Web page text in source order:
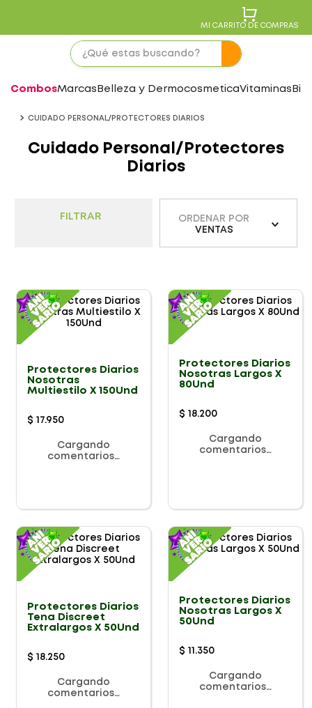
MI CARRITO DE COMPRAS
CombosMarcas Belleza y DermocosmeticaVitaminas
CUIDADO PERSONAL/PROTECTORES DIARIOS
Cuidado Personal/Protectores
Diarios
FILTRAR
ORDENAR POR
VENTAS
Protectores Diarios
Nosotras
Multiestilo X 150Und
$ 17.950
Cargando
comentarios…
Protectores Diarios
Nosotras Largos X
80Und
$ 18.200
Cargando
comentarios…
Protectores Diarios
Tena Discreet
Extralargos X 50Und
$ 18.250
Cargando
comentarios…
Protectores Diarios
Nosotras Largos X
50Und
$ .350
Cargando
comentarios…